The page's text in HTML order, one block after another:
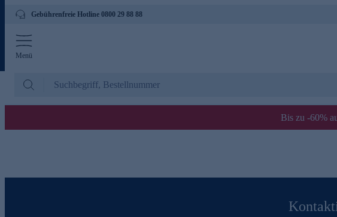
Gebührenfreie Hotline 0800 29 88 88
Menü
Bis zu -60%